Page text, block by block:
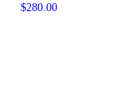
$280.00